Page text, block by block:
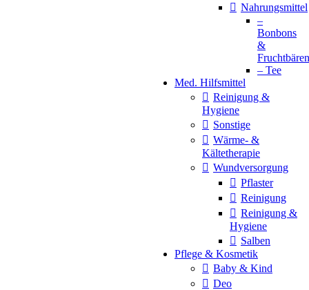
Nahrungsmittel
–
Bonbons
&
Fruchtbären
– Tee
Med. Hilfsmittel
Reinigung &
Hygiene
Sonstige
Wärme- &
Kältetherapie
Wundversorgung
Pflaster
Reinigung
Reinigung &
Hygiene
Salben
Pflege & Kosmetik
Baby & Kind
Deo